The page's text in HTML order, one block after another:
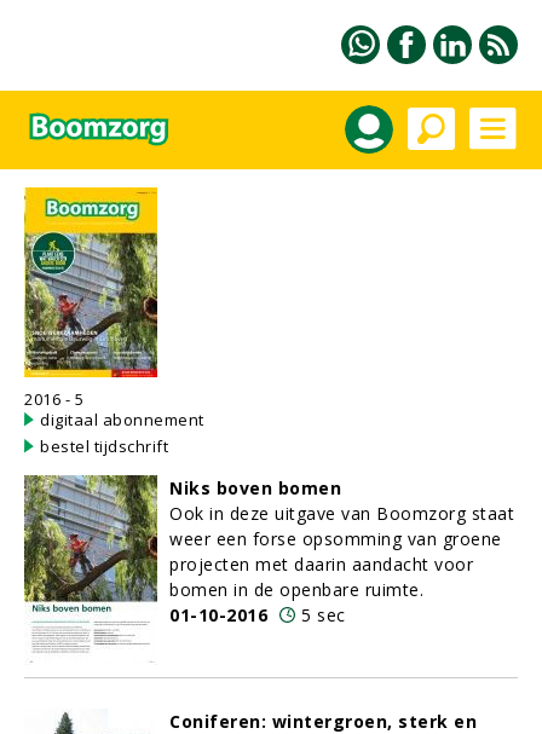
2016 - 5
digitaal abonnement
bestel tijdschrift
Niks boven bomen
Ook in deze uitgave van Boomzorg staat
weer een forse opsomming van groene
projecten met daarin aandacht voor
bomen in de openbare ruimte.
01-10-2016
5 sec
Coniferen: wintergroen, sterk en